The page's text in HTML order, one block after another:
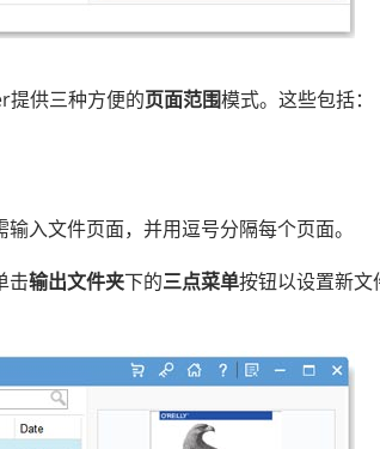
供三种方便的页面范围模式。这些包括：
入文件页面，并用逗号分隔每个页面。
击输出文件夹下的三点菜单按钮以设置新文